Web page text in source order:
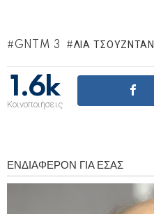
GNTM 3 ΛΊΑ ΤΣΟΥΖΝΤΆΝ
1.6k
Κοινοποιήσεις